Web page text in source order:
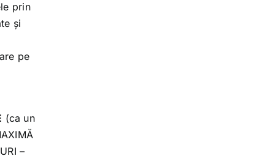
prin
și
pe
(ca un
–